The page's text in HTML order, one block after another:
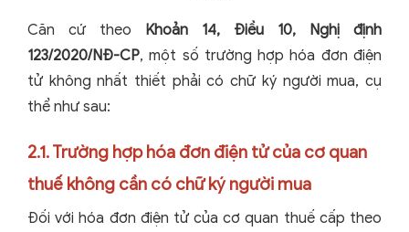
Căn cứ theo Khoản 14, Điều 10, Nghị định
123/2020/NĐ-CP, một số trường hợp hóa đơn điện
tử không nhất thiết phải có chữ ký người mua, cụ
thể như sau:
2.1. Trường hợp hóa đơn điện tử của cơ quan
thuế không cần có chữ ký người mua
Đối với hóa đơn điện tử của cơ quan thuế cấp theo